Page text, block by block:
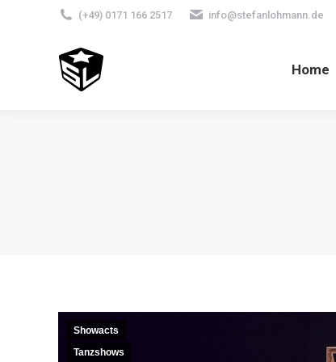
(+49) 0171 166 2517 info@stefanlohmann.de
Home
Showacts
Tanzshows